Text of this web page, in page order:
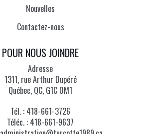
Nouvelles
Contactez-nous
POUR NOUS JOINDRE
Adresse
1311, rue Arthur Dupéré
Québec, QC, G1C 0M1
Tél. : 418-661-3726
Téléc. : 418-661-9637